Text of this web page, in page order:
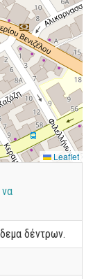
Leaflet
δέντρων.